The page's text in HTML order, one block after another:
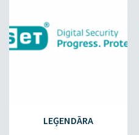
LEĢENDĀRA